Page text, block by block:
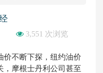
3,551 次浏览
价不断下探，纽约油价
，摩根士丹利公司甚至